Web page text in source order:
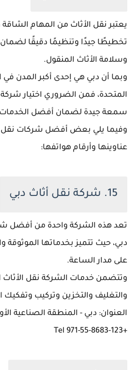
يعتبر نقل الأثاث من المهام
تخطيطًا جيدًا وتنظيمًا دقيقًا لضمان
وسلامة الأثاث المنقول.
وبما أن دبي هي إحدى أكبر المدن في
المتحدة، فمن الضروري اختيار
سمعة جيدة لضمان أفضل الخدمات
وفيما يلي بعض أفضل شركات نقل
عناوينها وأرقام هواتفها:
15. شركة نقل أثاث دبي
تعد هذه الشركة واحدة من أفضل
دبي، حيث تتميز بخدماتها الموثوقة
على مدار الساعة.
وتتضمن خدمات الشركة نقل الأثاث
والتغليف والتخزين وتركيب وتفكيك
العنوان: دبي - المنطقة الصناعية
+971-55-8683-123 Tel